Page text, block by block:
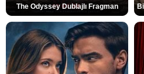
The Odyssey Dublajlı Fragman